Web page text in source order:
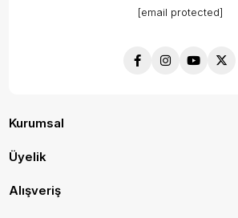
[email protected]
Kurumsal
Üyelik
Alışveriş